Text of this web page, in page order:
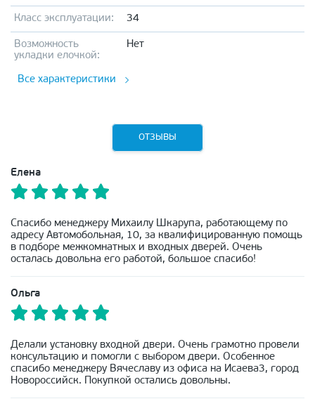
Класс эксплуатации: 34
Возможность
укладки елочкой:
Нет
Все характеристики
ОТЗЫВЫ
Елена
Спасибо менеджеру Михаилу Шкарупа, работающему по
адресу Автомобольная, 10, за квалифицированную помощь
в подборе межкомнатных и входных дверей. Очень
осталась довольна его работой, большое спасибо!
Ольга
Делали установку входной двери. Очень грамотно провели
консультацию и помогли с выбором двери. Особенное
спасибо менеджеру Вячеславу из офиса на Исаева3, город
Новороссийск. Покупкой остались довольны.